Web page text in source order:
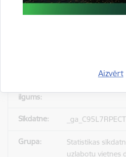
Aizvērt
uzlabotu vietnes
pakalpojumus)
_ga_C95L7RPECT
Statistikas
uzlabotu vietnes